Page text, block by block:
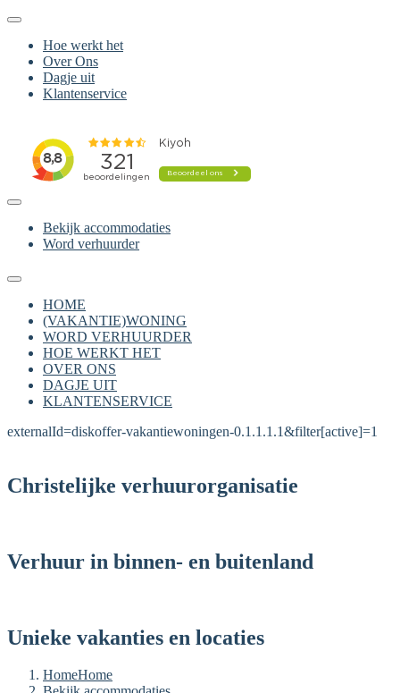
Hoe werkt het
Over Ons
Dagje uit
Klantenservice
Bekijk accommodaties
Word verhuurder
HOME
(VAKANTIE)WONING
WORD VERHUURDER
HOE WERKT HET
OVER ONS
DAGJE UIT
KLANTENSERVICE
externalId=diskoffer-vakantiewoningen-0.1.1.1.1&filter[active]=1
Christelijke verhuurorganisatie
Verhuur in binnen- en buitenland
Unieke vakanties en locaties
HomeHome